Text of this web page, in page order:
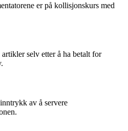
er på kollisjonskurs med
selv etter å ha betalt for
av å servere